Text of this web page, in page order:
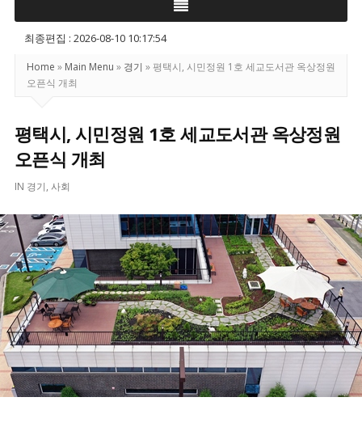
스최종편집 : 2026-08-10 10:17:54
Home » Main Menu » 경기 » 평택시, 시민정원 1호 세교도서관 옥상정원
오픈식 개최
평택시, 시민정원 1호 세교도서관 옥상정원
오픈식 개최
IN 경기, 사회